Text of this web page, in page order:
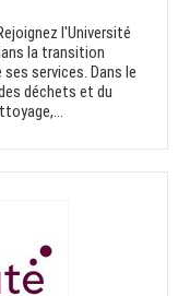
l'Université
la transition
services. Dans le
déchets et du